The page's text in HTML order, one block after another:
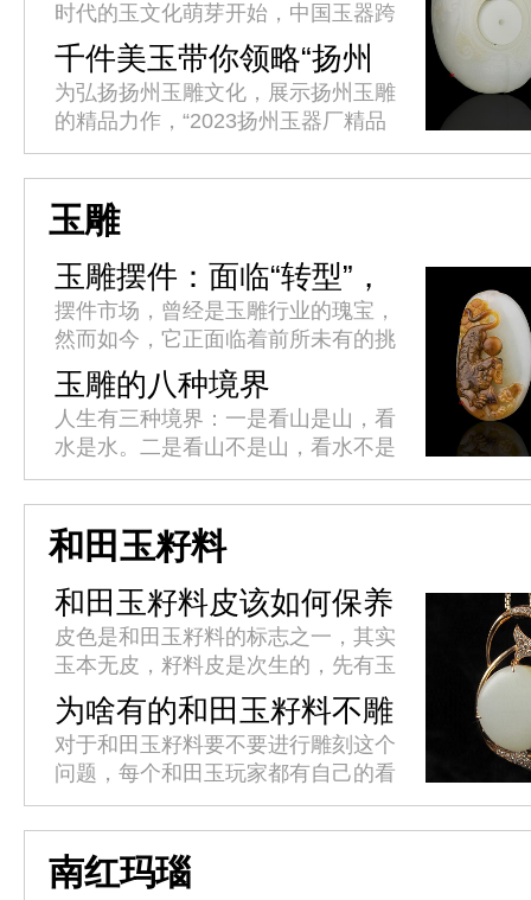
时代的玉文化萌芽开始，中国玉器跨
越了8000余年的漫长岁月，足迹贯
穿了中华文明的全部历程，因此具备
其他历史文化遗存难以比拟的连贯...
千件美玉带你领略“扬州
工” 2023扬州玉器厂精品
玉器展开展
为弘扬扬州玉雕文化，展示扬州玉雕
的精品力作，“2023扬州玉器厂精品
玉器展”今天(4月17日)在扬州京华城
商业综合体隆重开幕。
玉雕
玉雕摆件：面临“转型”，
未来之路将何去何从?
摆件市场，曾经是玉雕行业的瑰宝，
然而如今，它正面临着前所未有的挑
战和转型。玉雕师们纷纷寻求突破，
但未来之路究竟在何方?
玉雕的八种境界
人生有三种境界：一是看山是山，看
水是水。二是看山不是山，看水不是
水。三是看山还是山，看水还是水。
玉雕作品同样也有境界之分，这八大
境界也是玉雕匠人们的终极追求。
今...
和田玉籽料
和田玉籽料皮该如何保养
皮色是和田玉籽料的标志之一，其实
玉本无皮，籽料皮是次生的，先有玉
后有籽料皮，无玉则无籽料皮。籽料
皮是指玉里外表象的连接和表明之
处。有皮色的和田玉籽料经过巧雕往
往...
为啥有的和田玉籽料不雕
刻
对于和田玉籽料要不要进行雕刻这个
问题，每个和田玉玩家都有自己的看
法，有的喜欢没有雕刻的天然美、有
的喜欢经过玉雕师对籽料设计雕刻的
成品。在市面上经常能发现没有进
行...
南红玛瑙